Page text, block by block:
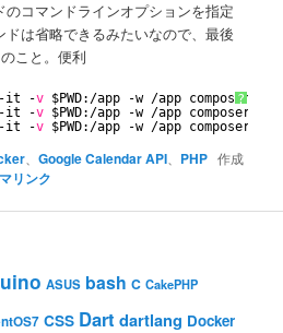
コマンドラインオプションを指定
は省略できるみたいなので、最後
こと。便利
?
-it -v $PWD: /app -w /app
-it -v $PWD: /app -w /app composer
-it -v $PWD: /app -w /app composer
、Google Calendar API PHP 作成
リンク
ASUS bash C CakePHP
CSS Dart dartlang Docker